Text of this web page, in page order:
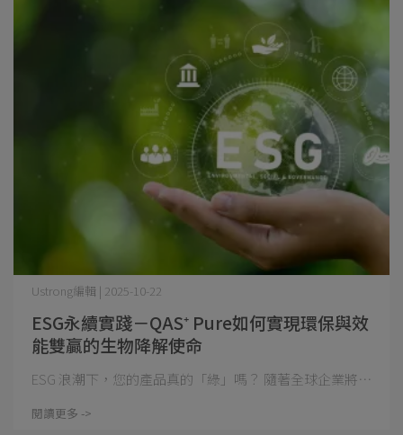
ESG永續實踐－QAS⁺ Pure如何實現環保與效
能雙贏的生物降解使命
Ustrong編輯 | 2025-10-22
ESG 浪潮下，您的產品真的「綠」嗎？ 隨著全球企業將⋯
閱讀更多 ->